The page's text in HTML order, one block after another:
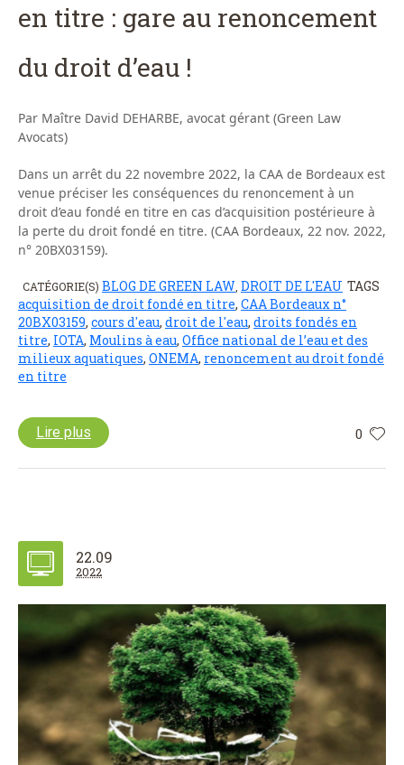
en titre : gare au renoncement
du droit d’eau !
Par Maître David DEHARBE, avocat gérant (Green Law
Avocats)
Dans un arrêt du 22 novembre 2022, la CAA de Bordeaux est
venue préciser les conséquences du renoncement à un
droit d’eau fondé en titre en cas d’acquisition postérieure à
la perte du droit fondé en titre. (CAA Bordeaux, 22 nov. 2022,
n° 20BX03159).
CATÉGORIE(S) BLOG DE GREEN LAW DROIT DE L'EAU TAGS
acquisition de droit fondé en titre, CAA Bordeaux n°
20BX03159, cours d'eau, droit de l'eau, droits fondés en
titre, IOTA, Moulins à eau, Office national de l’eau et des
milieux aquatiques, ONEMA, renoncement au droit fondé
en titre
0
Lire plus
22.09
2022